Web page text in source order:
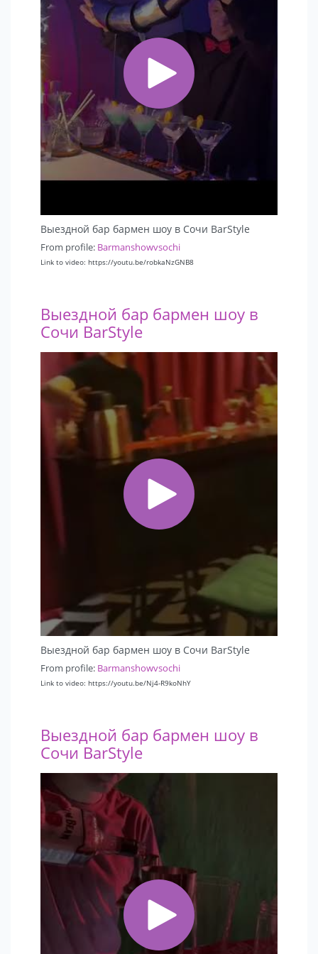
Выездной бар бармен шоу в Сочи BarStyle
From profile: Barmanshowvsochi
Link to video: https://youtu.be/robkaNzGNB8
Выездной бар бармен шоу в
Сочи BarStyle
Выездной бар бармен шоу в Сочи BarStyle
From profile: Barmanshowvsochi
Link to video: https://youtu.be/Nj4-R9koNhY
Выездной бар бармен шоу в
Сочи BarStyle